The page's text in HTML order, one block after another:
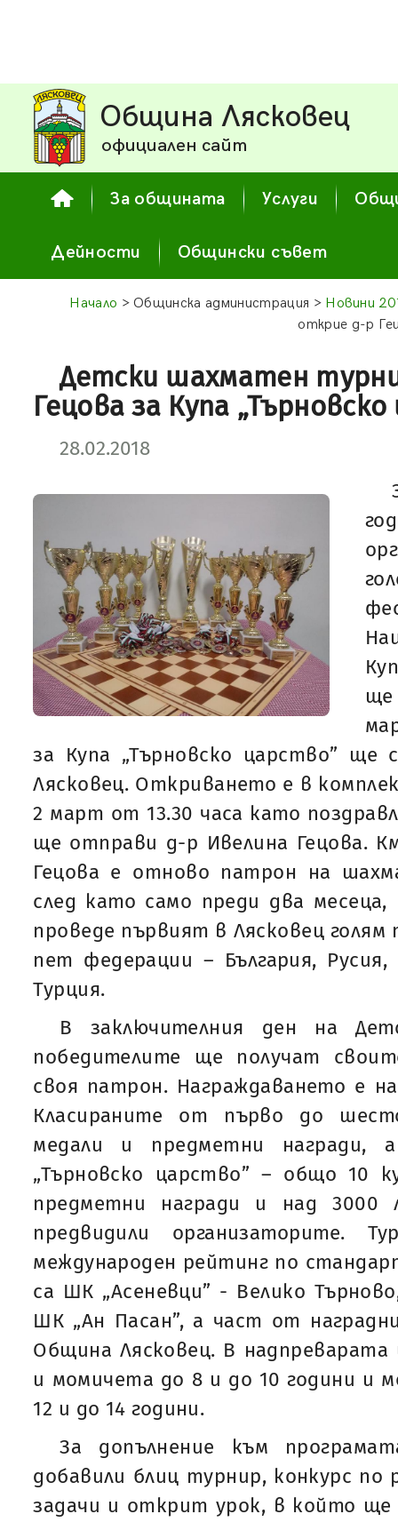
Община Лясковец
официален сайт
За общината Услуги
Дейности Общински съвет
Начало > Общинска администрация > Новини
открие д-р
Детски шахматен
Гецова за Купа
28.02.2018
за Купа „Търновско царство”
Лясковец. Откриването е в
2 март от 13.30 часа като
ще отправи д-р Ивелина Гецова.
Гецова е отново патрон на
след като само преди два
проведе първият в Лясковец
пет федерации – България,
Турция.
В заключителния ден на
победителите ще получат
своя патрон. Награждаването е
Класираните от първо до
медали и предметни награди,
„Търновско царство” – общо 10
предметни награди и над 3000
предвидили организаторите.
международен рейтинг по
са ШК „Асеневци” - Велико
ШК „Ан Пасан”, а част от
Община Лясковец. В
и момичета до 8 и до 10 години и
12 и до 14 години.
За допълнение към
добавили блиц турнир, конкурс
задачи и открит урок, в който ще